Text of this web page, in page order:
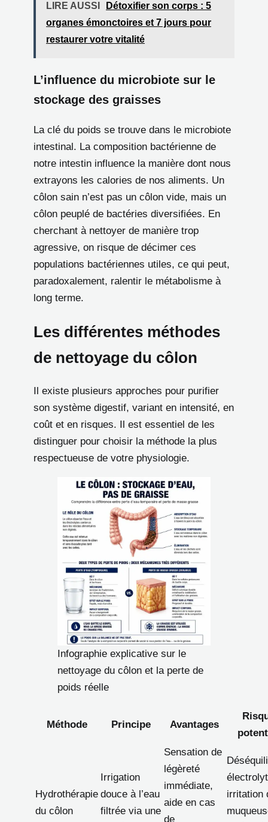
LIRE AUSSI
Détoxifier son corps : 5
organes émonctoires et 7 jours pour
restaurer votre vitalité
L’influence du microbiote sur le
stockage des graisses
La clé du poids se trouve dans le microbiote
intestinal. La composition bactérienne de
notre intestin influence la manière dont nous
extrayons les calories de nos aliments. Un
côlon sain n’est pas un côlon vide, mais un
côlon peuplé de bactéries diversifiées. En
cherchant à nettoyer de manière trop
agressive, on risque de décimer ces
populations bactériennes utiles, ce qui peut,
paradoxalement, ralentir le métabolisme à
long terme.
Les différentes méthodes
de nettoyage du côlon
Il existe plusieurs approches pour purifier
son système digestif, variant en intensité, en
coût et en risques. Il est essentiel de les
distinguer pour choisir la méthode la plus
respectueuse de votre physiologie.
Infographie explicative sur le
nettoyage du côlon et la perte de
poids réelle
Méthode Principe Avantages
Hydrothérapie
du côlon
Irrigation
douce à l’eau
filtrée via une
Sensation de
légèreté
immédiate,
aide en cas
de
irritation